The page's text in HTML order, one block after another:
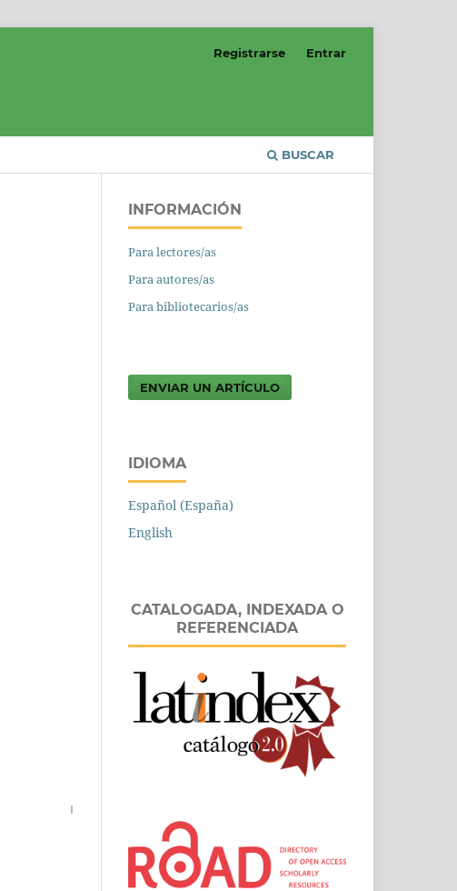
BUSCAR
Registrarse Entrar
I
INFORMACIÓN
Para lectores/as
Para autores/as
Para bibliotecarios/as
ENVIAR UN ARTÍCULO
IDIOMA
Español (España)
English
CATALOGADA, INDEXADA O
REFERENCIADA